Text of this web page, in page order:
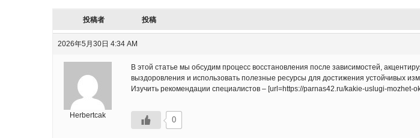
投稿者 投稿
2026年5月30日 4:34 AM
Herbertcak
В этой статье мы обсудим процесс восстановления после зависимостей,
выздоровления и использовать полезные ресурсы для достижения устойчивых
Изучить рекомендации специалистов – [url=https://parnas42.ru/kakie-uslugi-
0